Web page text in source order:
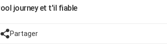
journey et t'il fiable
Partager